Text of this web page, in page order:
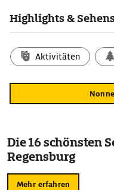
Highlights &
Aktivitäten
Die 16 schönsten
Regensburg
Mehr erfahren